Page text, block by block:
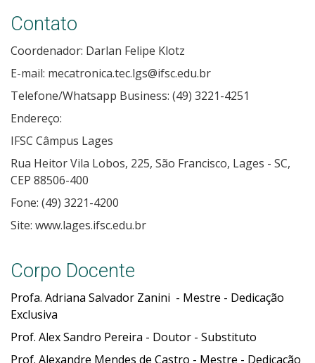
Contato
Coordenador: Darlan Felipe Klotz
E-mail: mecatronica.tec.lgs@ifsc.edu.br
Telefone/Whatsapp Business: (49) 3221-4251
Endereço:
IFSC Câmpus Lages
Rua Heitor Vila Lobos, 225, São Francisco, Lages - SC,
CEP 88506-400
Fone: (49) 3221-4200
Site: www.lages.ifsc.edu.br
Corpo Docente
Profa. Adriana Salvador Zanini - Mestre - Dedicação
Exclusiva
Prof. Alex Sandro Pereira - Doutor - Substituto
Prof. Alexandre Mendes de Castro - Mestre - Dedicação